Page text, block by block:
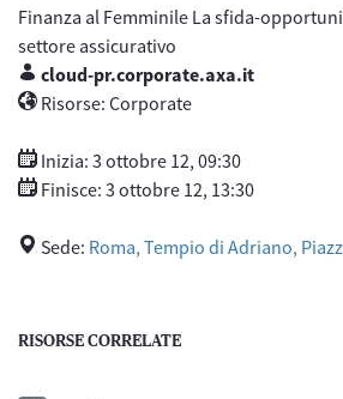
Finanza al Femminile La sfida-
settore assicurativo
Proprietario
cloud-pr.corporate.axa.it
Risorse
Risorse: Corporate
IniziaInizia: 3 ottobre 12, 09:30
Finisce
Finisce: 3 ottobre 12, 13:30
SedeSede: Roma, Tempio di Adriano,
RISORSE CORRELATE